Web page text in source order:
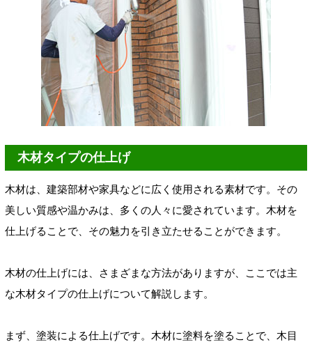
木材タイプの仕上げ
木材は、建築部材や家具などに広く使用される素材です。その
美しい質感や温かみは、多くの人々に愛されています。木材を
仕上げることで、その魅力を引き立たせることができます。
木材の仕上げには、さまざまな方法がありますが、ここでは主
な木材タイプの仕上げについて解説します。
まず、塗装による仕上げです。木材に塗料を塗ることで、木目